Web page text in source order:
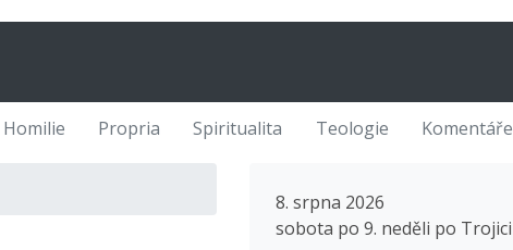
Homilie Propria Spiritualita Teologie Komentáře
8. srpna 2026
sobota po 9. neděli po Trojici